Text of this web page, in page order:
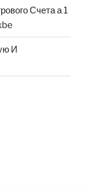
Счета а 1
И